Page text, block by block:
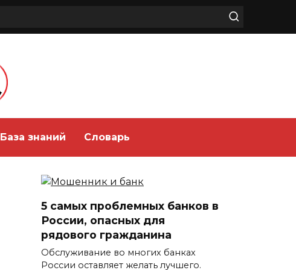
База знаний Словарь
5 самых проблемных банков в
России, опасных для
рядового гражданина
Обслуживание во многих банках
России оставляет желать лучшего.